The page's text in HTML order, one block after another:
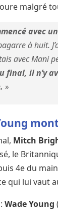
malgré
avec
à huit.
avec Mani
final, il n’y
»
Mitch
le
4e du
qui lui vaut
:Wade Young